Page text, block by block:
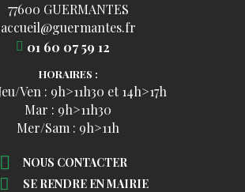
77600 GUERMANTES
accueil@guermantes.fr
01 60 07 59 12
HORAIRES :
Ven : 9h>11h30 et 14h>17h
Mar : 9h>11h30
Mer/Sam : 9h>11h
NOUS CONTACTER
SE RENDRE EN MAIRIE